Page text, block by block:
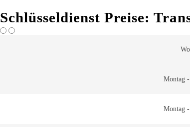
Schlüsseldienst Preise:
Montag
Montag